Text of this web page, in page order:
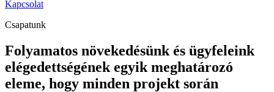
Kapcsolat
Csapatunk
Folyamatos növekedésünk és ügyfeleink
elégedettségének egyik meghatározó
eleme, hogy minden projekt során